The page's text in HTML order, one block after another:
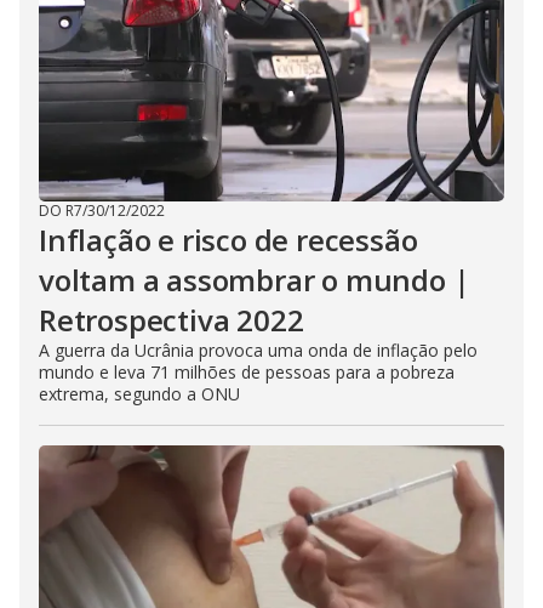
DO R7/30/12/2022
Inflação e risco de recessão
voltam a assombrar o mundo |
Retrospectiva 2022
A guerra da Ucrânia provoca uma onda de inflação pelo
mundo e leva 71 milhões de pessoas para a pobreza
extrema, segundo a ONU